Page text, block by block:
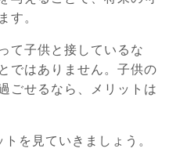
す。
て子供と接しているな
ではありません。子供の
ごせるなら、メリットは
を見ていきましょう。